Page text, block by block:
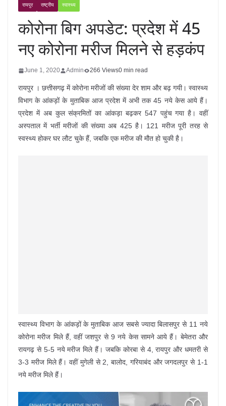
रायपुर राष्ट्रीय स्वास्थ्य
कोरोना बिग अपडेट: प्रदेश में 45
नए कोरोना मरीज मिलने से हड़कंप
June 1, 2020 Admin 266 Views0 min read
रायपुर । छत्तीसगढ़ में कोरोना मरीजों की संख्या देर शाम और बढ़ गयी। स्वास्थ्य
विभाग के आंकड़ों के मुताबिक आज प्रदेश में अभी तक 45 नये केस आये हैं।
प्रदेश में अब कुल संक्रमितों का आंकड़ा बढ़कर 547 पहुंच गया है। वहीं
अस्पताल में भर्ती मरीजों की संख्या अब 425 है। 121 मरीज पूरी तरह से
स्वस्थ्य होकर घर लौट चुके हैं, जबकि एक मरीज की मौत हो चुकी है।
स्वास्थ्य विभाग के आंकड़ों के मुताबिक आज सबसे ज्यादा बिलासपुर से 11 नये
कोरोना मरीज मिले हैं, वहीं जशपुर से 9 नये केस सामने आये हैं। बेमेतरा और
रायगढ़ से 5-5 नये मरीज मिले हैं। जबकि कोरबा से 4, रायपुर और धमतरी से
3-3 मरीज मिले हैं। वहीं मुगेली से 2, बालोद, गरियाबंद और जगदलपुर से 1-1
नये मरीज मिले हैं।